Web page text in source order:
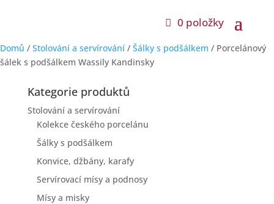
0 položky
Domů / Stolování a servírování / Šálky s podšálkem / Porcelánový
šálek s podšálkem Wassily Kandinsky
Kategorie produktů
Stolování a servírování
Kolekce českého porcelánu
Šálky s podšálkem
Konvice, džbány, karafy
Servírovací mísy a podnosy
Mísy a misky